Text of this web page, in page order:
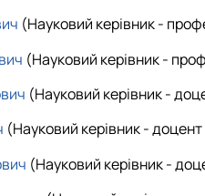
(Науковий керівник -
(Науковий керівник -
(Науковий керівник -
(Науковий керівник - доцент
(Науковий керівник -